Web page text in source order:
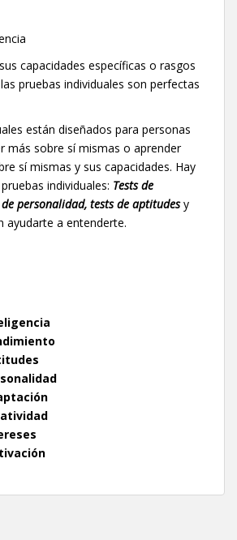
capacidades específicas o rasgos
pruebas individuales son perfectas
están diseñados para personas
más sobre sí mismas o aprender
sí mismas y sus capacidades. Hay
individuales: Tests de
personalidad, tests de aptitudesy
ayudarte a entenderte.